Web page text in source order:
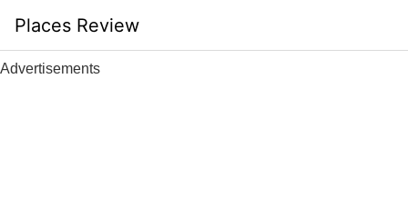
content
Places Review
Advertisements